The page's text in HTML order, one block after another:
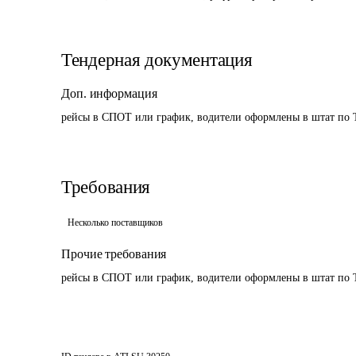
Тендерная документация
Доп. информация
рейсы в СПОТ или график, водители оформлены в штат
Требования
Несколько поставщиков
Прочие требования
рейсы в СПОТ или график, водители оформлены в штат